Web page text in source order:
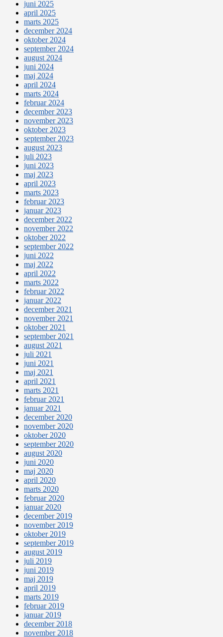
juni 2025
april 2025
marts 2025
december 2024
oktober 2024
september 2024
august 2024
juni 2024
maj 2024
april 2024
marts 2024
februar 2024
december 2023
november 2023
oktober 2023
september 2023
august 2023
juli 2023
juni 2023
maj 2023
april 2023
marts 2023
februar 2023
januar 2023
december 2022
november 2022
oktober 2022
september 2022
juni 2022
maj 2022
april 2022
marts 2022
februar 2022
januar 2022
december 2021
november 2021
oktober 2021
september 2021
august 2021
juli 2021
juni 2021
maj 2021
april 2021
marts 2021
februar 2021
januar 2021
december 2020
november 2020
oktober 2020
september 2020
august 2020
juni 2020
maj 2020
april 2020
marts 2020
februar 2020
januar 2020
december 2019
november 2019
oktober 2019
september 2019
august 2019
juli 2019
juni 2019
maj 2019
april 2019
marts 2019
februar 2019
januar 2019
december 2018
november 2018